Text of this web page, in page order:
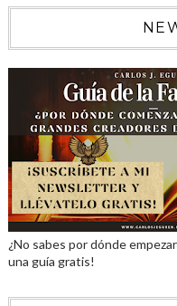
¿No sabes por dónde
una guía gratis!